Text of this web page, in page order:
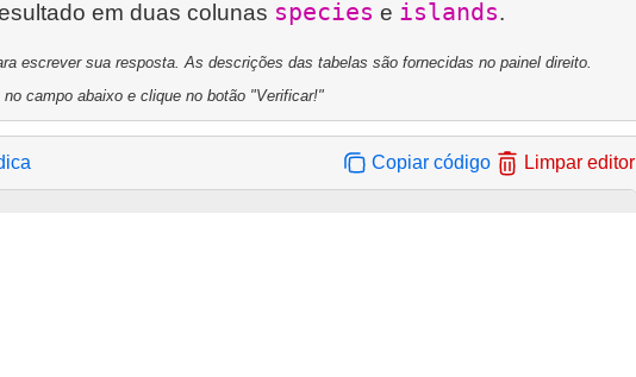
em duas colunas species e islands
escrever sua resposta. As descrições das tabelas são fornecidas no painel direito.
campo abaixo e clique no botão "Verificar!"
Copiar código Limpar editor